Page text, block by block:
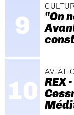
"On
REX